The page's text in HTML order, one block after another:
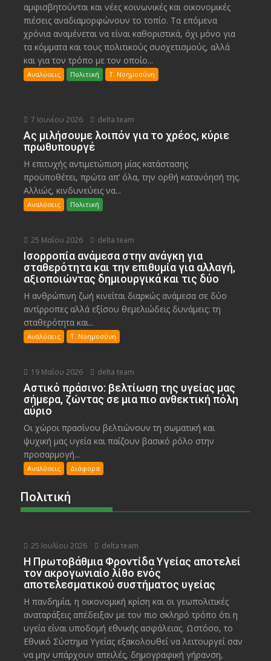
αμφισβητούνται και νέες κοινωνικές και οικονομικές
πιέσεις αναδιαμορφώνουν το τοπίο. Τα επόμενα
χρόνια αναμένεται να είναι καθοριστικά, όχι μόνο για
τα κόμματα και τους πολιτικούς συσχετισμούς, αλλά
και για τον τρόπο με τον οποίο...
Αναλύσεις Πολιτική Τ. Νοημοσύνη
7 Ιουνίου 2026 delta team
Ας μιλήσουμε λοιπόν για το χρέος, κύριε
πρωθυπουργέ
Η επιτυχής αντιμετώπιση μίας κατάστασης
προϋποθέτει, πρώτα απ’ όλα, την ορθή κατανόησή της.
Αλλιώς, κινδυνεύεις να...
Αναλύσεις Πολιτική
25 Μαΐου 2026 delta team
Ισορροπία ανάμεσα στην ανάγκη για
σταθερότητα και την επιθυμία για αλλαγή,
αξιοποιώντας δημιουργικά και τις δύο
Η ανθρώπινη ζωή κινείται διαρκώς ανάμεσα σε δύο
αντίρροπες αλλά εξίσου θεμελιώδεις δυνάμεις: τη
σταθερότητα και...
Αναλύσεις Τ. Νοημοσύνη
19 Μαΐου 2026 delta team
Αστικό πράσινο: βελτίωση της υγείας μας
σήμερα, ζώντας σε μια πιο ανθεκτική πόλη
αύριο
Οι χώροι πρασίνου βελτιώνουν τη σωματική και
ψυχική μας υγεία και παίζουν βασικό ρόλο στην
προσαρμογή...
Αναλύσεις Διάφορα
Πολιτική
25 Ιουλίου 2026 delta team
Η Πρωτοβάθμια Φροντίδα Υγείας αποτελεί
τον ακρογωνιαίο λίθο ενός
αποτελεσματικού συστήματος υγείας
Η πανδημία, η οικονομική κρίση και οι γεωπολιτικές
αναταράξεις απέδειξαν με τον πιο σκληρό τρόπο ότι η
υγεία είναι υποδομή εθνικής ασφάλειας. Ωστόσο, το
Εθνικό Σύστημα Υγείας εξακολουθεί να λειτουργεί σαν
να μην υπάρχουν απειλές, δημογραφική γήρανση,